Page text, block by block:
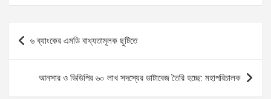
ce
o
o
k
se
n
g
er
at
A
p
p
ar
Post
navigation
৬ ব্যাংকের এমডি বাধ্যতামূলক ছুটিতে
আনসার ও ভিডিপির ৬০ লাখ সদস্যের ডাটাবেজ তৈরি হচ্ছে: মহাপরিচালক